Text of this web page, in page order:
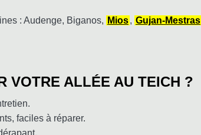
: Audenge, Biganos, Mios, Gujan-Mestras
VOTRE ALLÉE AU TEICH ?
faciles à réparer.